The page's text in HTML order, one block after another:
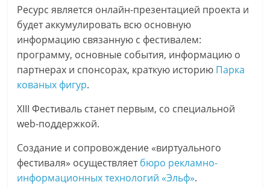
s
n
i
k
i
a
m
в
и
т
ь
Ресурс является онлайн-презентацией проекта и
будет аккумулировать всю основную
информацию связанную с фестивалем:
программу, основные события, информацию о
партнерах и спонсорах, краткую историю Парка
кованых фигур.
XIII Фестиваль станет первым, со специальной
web-поддержкой.
Создание и сопровождение «виртуального
фестиваля» осуществляетбюро рекламно-
информационных технологий «Эльф».